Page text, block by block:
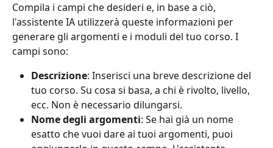
Compila i campi che desideri e, in base a ciò,
l'assistente IA utilizzerà queste informazioni per
generare gli argomenti e i moduli del tuo corso. I
campi sono:
Descrizione: Inserisci una breve descrizione del
tuo corso. Su cosa si basa, a chi è rivolto, livello,
ecc. Non è necessario dilungarsi.
Nome degli argomenti: Se hai già un nome
esatto che vuoi dare ai tuoi argomenti, puoi